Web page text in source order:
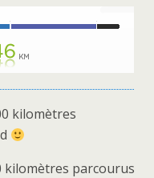
kilomètres
kilomètres parcourus